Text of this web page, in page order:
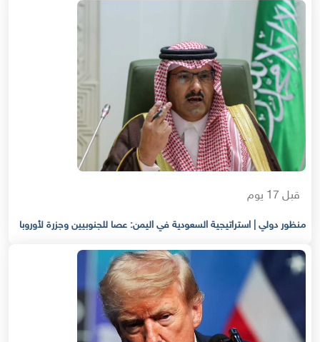
قبل 17 يوم
منظور دولي | استراتيجية السعودية في اليمن: عصا للجنوبيين وجزرة لأوروبا